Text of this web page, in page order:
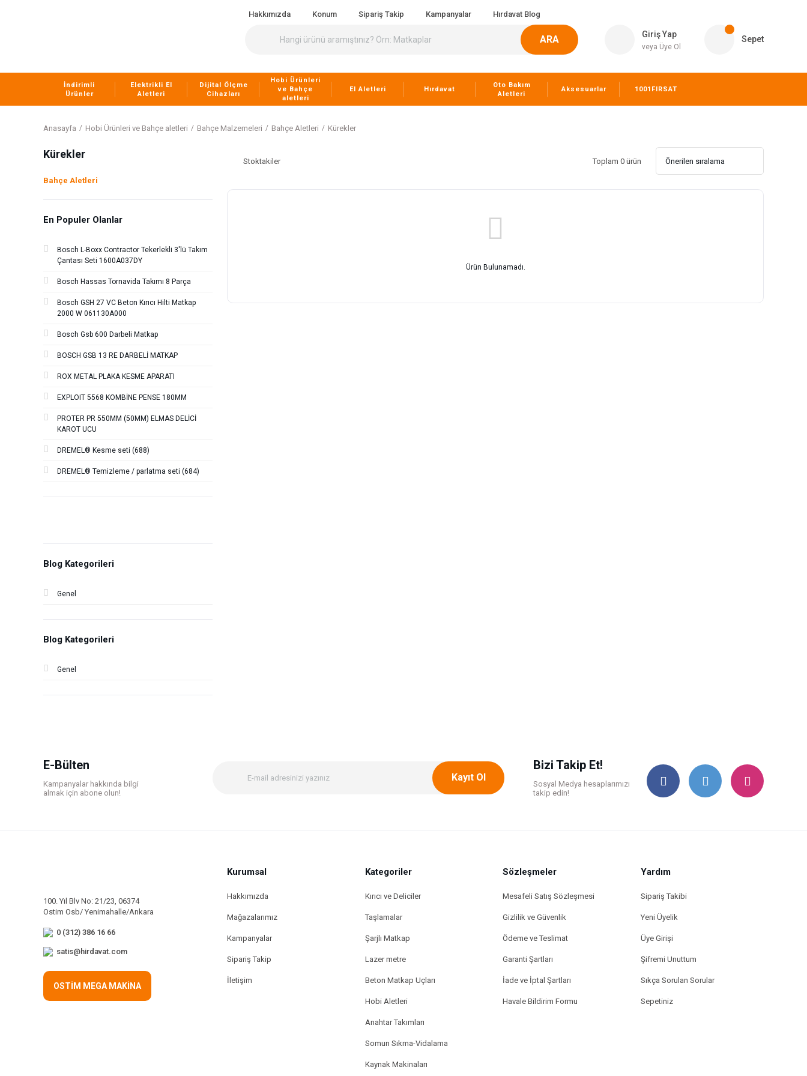
Hakkımızda Konum Sipariş Takip Kampanyalar Hırdavat Blog
ARA Giriş Yap
veya Üye Ol
Sepet
İndirimli
Ürünler
Elektrikli El
Aletleri
Dijital Ölçme
Cihazları
Hobi Ürünleri
ve Bahçe
aletleri
El Aletleri Hırdavat
Oto Bakım
Aletleri
Aksesuarlar 1001FIRSAT
Anasayfa Hobi Ürünleri ve Bahçe aletleri Bahçe Malzemeleri Bahçe Aletleri Kürekler
Kürekler
Bahçe Aletleri
En Populer Olanlar
Bosch L-Boxx Contractor Tekerlekli 3'lü Takım
Çantası Seti 1600A037DY
Bosch Hassas Tornavida Takımı 8 Parça
Bosch GSH 27 VC Beton Kırıcı Hilti Matkap
2000 W 061130A000
Bosch Gsb 600 Darbeli Matkap
BOSCH GSB 13 RE DARBELİ MATKAP
ROX METAL PLAKA KESME APARATI
EXPLOIT 5568 KOMBİNE PENSE 180MM
PROTER PR 550MM (50MM) ELMAS DELİCİ
KAROT UCU
DREMEL® Kesme seti (688)
DREMEL® Temizleme / parlatma seti (684)
Blog Kategorileri
Genel
Blog Kategorileri
Genel
Stoktakiler Toplam 0 ürün
Ürün Bulunamadı.
E-Bülten
Kampanyalar hakkında bilgi
almak için abone olun!
Kayıt Ol
Bizi Takip Et!
Sosyal Medya hesaplarımızı
takip edin!
100. Yıl Blv No: 21/23, 06374
Ostim Osb/ Yenimahalle/Ankara
0 (312) 386 16 66
satis@hirdavat.com
OSTİM MEGA MAKİNA
Kurumsal
Hakkımızda
Mağazalarımız
Kampanyalar
Sipariş Takip
İletişim
Kategoriler
Kırıcı ve Deliciler
Taşlamalar
Şarjlı Matkap
Lazer metre
Beton Matkap Uçları
Hobi Aletleri
Anahtar Takımları
Somun Sıkma-Vidalama
Kaynak Makinaları
Sözleşmeler
Mesafeli Satış Sözleşmesi
Gizlilik ve Güvenlik
Ödeme ve Teslimat
Garanti Şartları
İade ve İptal Şartları
Havale Bildirim Formu
Yardım
Sipariş Takibi
Yeni Üyelik
Üye Girişi
Şifremi Unuttum
Sıkça Sorulan Sorular
Sepetiniz